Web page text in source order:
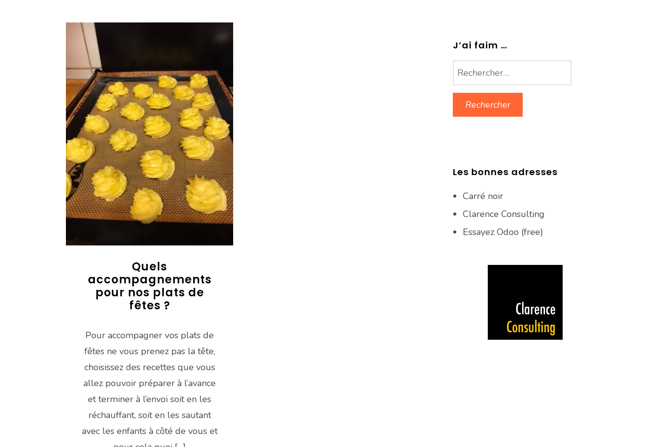
Quels
accompagnements
pour nos plats de
fêtes ?
Pour accompagner vos plats de
fêtes ne vous prenez pas la tête,
choisissez des recettes que vous
allez pouvoir préparer à l’avance
et terminer à l’envoi soit en les
réchauffant, soit en les sautant
avec les enfants à côté de vous et
J’ai faim …
Rechercher :
Les bonnes adresses
Carré noir
Clarence Consulting
Essayez Odoo (free)